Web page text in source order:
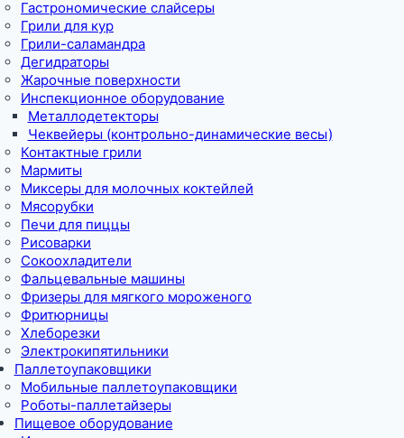
Гастрономические слайсеры
Грили для кур
Грили-саламандра
Дегидраторы
Жарочные поверхности
Инспекционное оборудование
Металлодетекторы
Чеквейеры (контрольно-динамические весы)
Контактные грили
Мармиты
Миксеры для молочных коктейлей
Мясорубки
Печи для пиццы
Рисоварки
Сокоохладители
Фальцевальные машины
Фризеры для мягкого мороженого
Фритюрницы
Хлеборезки
Электрокипятильники
Паллетоупаковщики
Мобильные паллетоупаковщики
Роботы-паллетайзеры
Пищевое оборудование